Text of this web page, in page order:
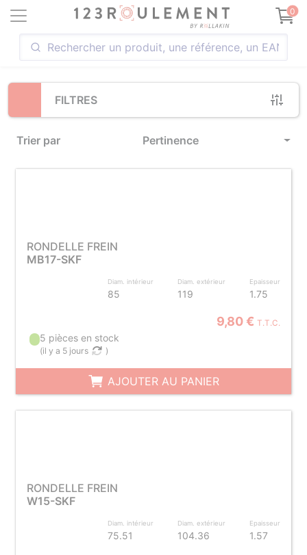
0
FILTRES
Trier par Pertinence
Loading...
RONDELLE FREIN
MB17-SKF
Diam. intérieur
85
Diam. extérieur
119
Epaisseur
1.75
9,80 € T.T.C.
5 pièces en stock
(il y a 5 jours )
AJOUTER AU PANIER
RONDELLE FREIN
W15-SKF
Diam. intérieur
75.51
Diam. extérieur
104.36
Epaisseur
1.57